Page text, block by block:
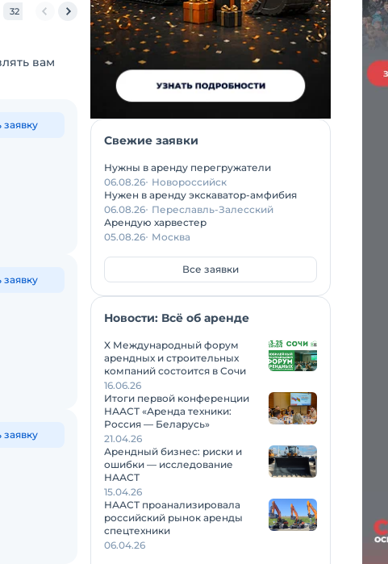
32 метров 36 метров 40 метров 42 метров 45 метров 50 метров
вам
заявку
заявку
заявку
Свежие заявки
Нужны в аренду перегружатели
06.08.26 Новороссийск
Нужен в аренду экскаватор-амфибия
06.08.26 Переславль-Залесский
Арендую харвестер
05.08.26 Москва
Все заявки
Новости: Всё об аренде
X Международный форум
арендных и строительных
компаний состоится в Сочи
16.06.26
Итоги первой конференции
НААСТ «Аренда техники:
Россия — Беларусь»
21.04.26
Арендный бизнес: риски и
ошибки — исследование
НААСТ
15.04.26
НААСТ проанализировала
российский рынок аренды
спецтехники
06.04.26